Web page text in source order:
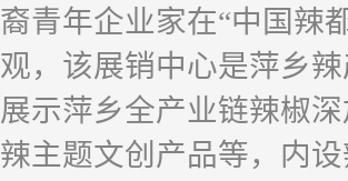
裔青年企业家在“中国辣
观，该展销中心是萍乡
展示萍乡全产业链辣椒
辣主题文创产品等，内